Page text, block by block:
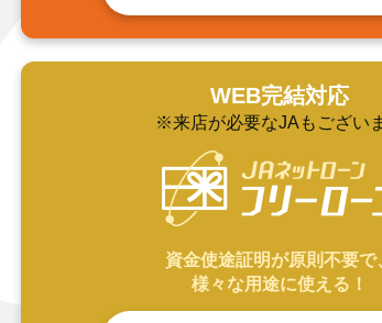
WEB完結対応
※来店が必要なJAもござい
資金使途証明が原則不要で
様々な用途に使える！